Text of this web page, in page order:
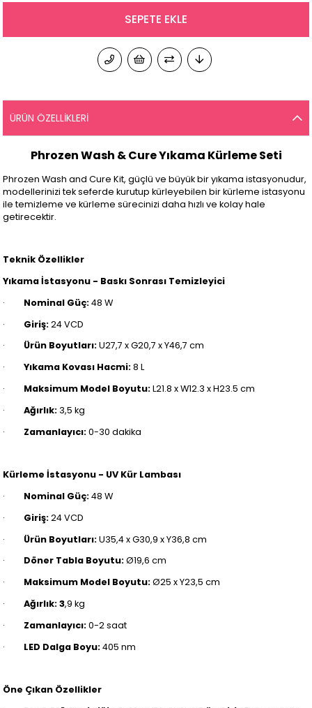
ÜRÜN ÖZELLIKLERI
Phrozen Wash & Cure Yıkama Kürleme Seti
Phrozen Wash and Cure Kit, güçlü ve büyük bir yıkama istasyonudur,
modellerinizi tek seferde kurutup kürleyebilen bir kürleme istasyonu
ile temizleme ve kürleme sürecinizi daha hızlı ve kolay hale
getirecektir.
Teknik Özellikler
Yıkama İstasyonu - Baskı Sonrası Temizleyici
· Nominal Güç:48 W
· Giriş:24 VCD
· Ürün Boyutları:U27,7 x G20,7 x Y46,7 cm
·Yıkama Kovası Hacmi:8 L
· Maksimum Model Boyutu:L21.8 x W12.3 x H23.5 cm
·Ağırlık: 3,5 kg
· Zamanlayıcı:0-30 dakika
Kürleme İstasyonu - UV Kür Lambası
· Nominal Güç:48 W
· Giriş:24 VCD
· Ürün Boyutları:U35,4 x G30,9 x Y36,8 cm
· Döner Tabla Boyutu:Ø19,6 cm
· Maksimum Model Boyutu:Ø25 x Y23,5 cm
·Ağırlık: 3,9 kg
· Zamanlayıcı:0-2 saat
· LED Dalga Boyu:405 nm
Öne Çıkan Özellikler